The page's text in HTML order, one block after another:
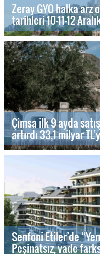
Zeray GYO halka
tarihleri 10-11-12
Çimsa ilk 9 ayda
artırdı 33,1 milyar
Senfoni Etiler’de
Peşinatsız, vade